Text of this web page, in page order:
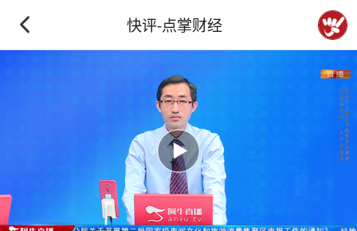
快评-点掌财经